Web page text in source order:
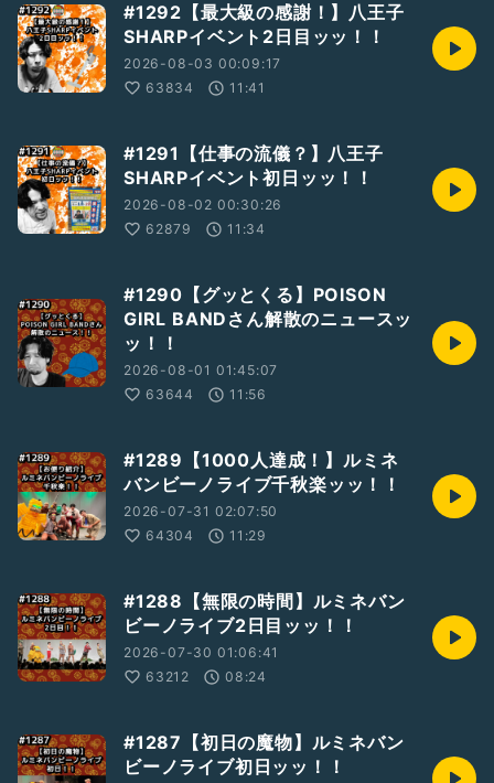
#1292【最大級の感謝！】八王子
SHARPイベント2日目ッッ！！
2026-08-03 00:09:17
63834
11:41
#1291【仕事の流儀？】八王子
SHARPイベント初日ッッ！！
2026-08-02 00:30:26
62879
11:34
#1290【グッとくる】POISON
GIRL BANDさん解散のニュースッ
ッ！！
2026-08-01 01:45:07
63644
11:56
#1289【1000人達成！】ルミネ
バンビーノライブ千秋楽ッッ！！
2026-07-31 02:07:50
64304
11:29
#1288【無限の時間】ルミネバン
ビーノライブ2日目ッッ！！
2026-07-30 01:06:41
63212
08:24
#1287【初日の魔物】ルミネバン
ビーノライブ初日ッッ！！